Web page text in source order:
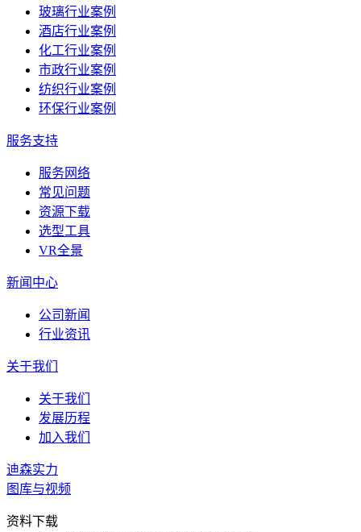
玻璃行业案例
酒店行业案例
化工行业案例
市政行业案例
纺织行业案例
环保行业案例
服务支持
服务网络
常见问题
资源下载
选型工具
VR全景
新闻中心
公司新闻
行业资讯
关于我们
关于我们
发展历程
加入我们
迪森实力
图库与视频
资料下载